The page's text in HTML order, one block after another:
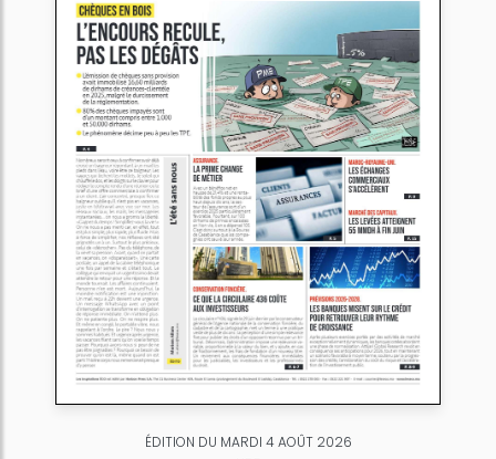
ÉDITION DU MARDI 4 AOÛT 2026